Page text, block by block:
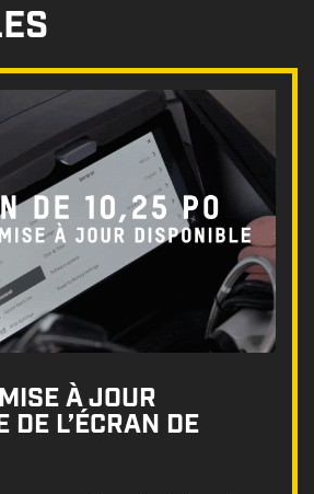
À JOUR
DE L’ÉCRAN DE